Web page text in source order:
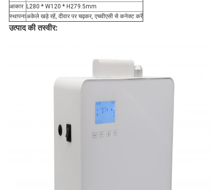
आकार L280 * W120 * H279.5mm
स्थापनाअकेले खड़े रहें, दीवार पर चढ़कर, एचवीएसी से कनेक्ट करें
उत्पाद की तस्वीर: